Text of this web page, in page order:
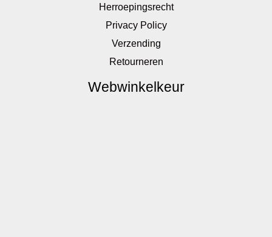
Herroepingsrecht
Privacy Policy
Verzending
Retourneren
Webwinkelkeur